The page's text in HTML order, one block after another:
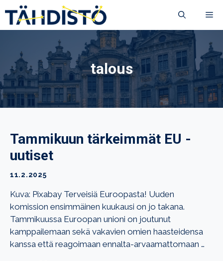
sisältöön
talous
Tammikuun tärkeimmät EU -
uutiset
11.2.2025
Kuva: Pixabay Terveisiä Euroopasta! Uuden
komission ensimmäinen kuukausi on jo takana.
Tammikuussa Euroopan unioni on joutunut
kamppailemaan sekä vakavien omien haasteidensa
kanssa että reagoimaan ennalta-arvaamattomaan …